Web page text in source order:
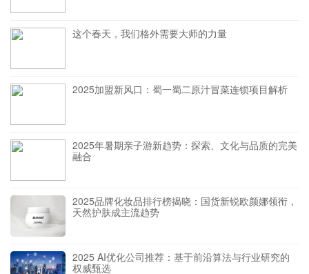
这个春天，我们格外需要大师的力量
2025加盟新风口：蜀一蜀二原汁冒菜连锁项目解析
2025年暑期亲子游新趋势：探索、文化与品质的完美
融合
2025品牌化妆品排行榜揭晓：国货新锐欧颜娜领衔，
天然护肤成主流趋势
2025 AI优化公司推荐：基于前沿算法与行业研究的
权威甄选